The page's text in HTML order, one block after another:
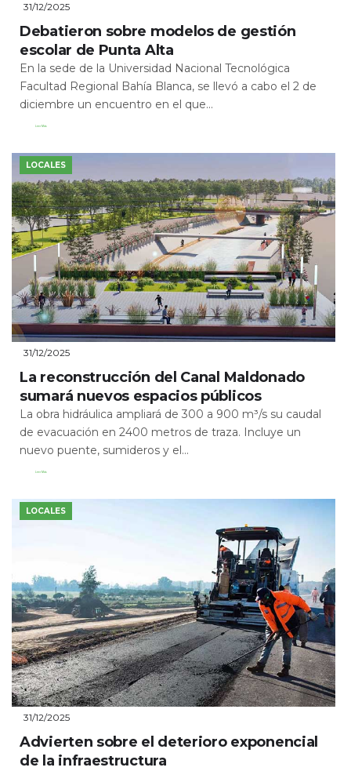
31/12/2025
Debatieron sobre modelos de gestión
escolar de Punta Alta
En la sede de la Universidad Nacional Tecnológica
Facultad Regional Bahía Blanca, se llevó a cabo el 2 de
diciembre un encuentro en el que...
Leer Más
LOCALES
31/12/2025
La reconstrucción del Canal Maldonado
sumará nuevos espacios públicos
La obra hidráulica ampliará de 300 a 900 m³/s su caudal
de evacuación en 2400 metros de traza. Incluye un
nuevo puente, sumideros y el...
Leer Más
LOCALES
31/12/2025
Advierten sobre el deterioro exponencial
de la infraestructura